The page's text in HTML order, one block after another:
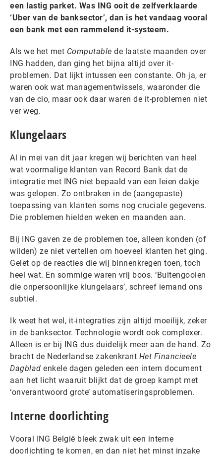
een lastig parket. Was ING ooit de zelfverklaarde
‘Uber van de banksector’, dan is het vandaag vooral
een bank met een rammelend it-systeem.
Als we het met Computable de laatste maanden over
ING hadden, dan ging het bijna altijd over it-
problemen. Dat lijkt intussen een constante. Oh ja, er
waren ook wat managementwissels, waaronder die
van de cio, maar ook daar waren de it-problemen niet
ver weg.
Klungelaars
Al in mei van dit jaar kregen wij berichten van heel
wat voormalige klanten van Record Bank dat de
integratie met ING niet bepaald van een leien dakje
was gelopen. Zo ontbraken in de (aangepaste)
toepassing van klanten soms nog cruciale gegevens.
Die problemen hielden weken en maanden aan.
Bij ING gaven ze de problemen toe, alleen konden (of
wilden) ze niet vertellen om hoeveel klanten het ging.
Gelet op de reacties die wij binnenkregen toen, toch
heel wat. En sommige waren vrij boos. ‘Buitengooien
die onpersoonlijke klungelaars’, schreef iemand ons
subtiel.
Ik weet het wel, it-integraties zijn altijd moeilijk, zeker
in de banksector. Technologie wordt ook complexer.
Alleen is er bij ING dus duidelijk meer aan de hand. Zo
bracht de Nederlandse zakenkrant Het Financieele
Dagblad enkele dagen geleden een intern document
aan het licht waaruit blijkt dat de groep kampt met
‘onverantwoord grote’ automatiseringsproblemen.
Interne doorlichting
Vooral ING België bleek zwak uit een interne
doorlichting te komen, en dan niet het minst inzake